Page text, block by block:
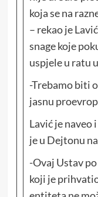
koja se na
– rekao je
snage koje
uspjele u ratu
-Trebamo biti
jasnu
Lavić je naveo
je u Dejtonu
-Ovaj Ustav
koji je